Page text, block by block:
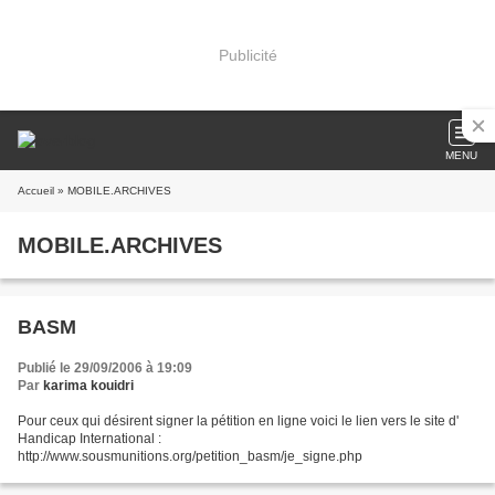
Publicité
MENU
Accueil » MOBILE.ARCHIVES
MOBILE.ARCHIVES
BASM
Publié le 29/09/2006 à 19:09
Par karima kouidri
Pour ceux qui désirent signer la pétition en ligne voici le lien vers le site d'
Handicap International :
http://www.sousmunitions.org/petition_basm/je_signe.php